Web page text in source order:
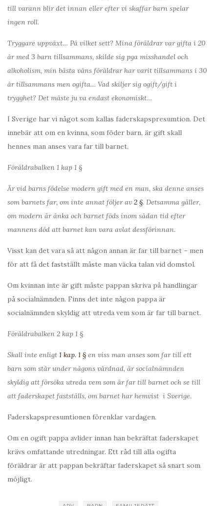
till varann blir det innan eller efter vi skaffar barn spelar
ingen roll.
Tryggare uppväxt… På vilket sett? Mina föräldrar var gifta i 20
år med 3 barn tillsammans, skilde sig pga misshandel och
alkoholism, min bästa väns föräldrar har varit tillsammans i 30
år tillsammans men ogifta… Vad skiljer sig ogift/gift i
trygghet? Det måste ju va endast ekonomiskt…
I Sverige har vi något som kallas faderskapspresumtion. Det
innebär att om en kvinna, som föder barn, är gift skall
hennes man anses vara far till barnet.
Föräldrabalken 1 kap 1 §
Är vid barns födelse modern gift med en man, ska denne anses
som barnets far, om inte annat följer av 2 §. Detsamma gäller,
om modern är änka och barnet föds inom sådan tid efter
mannens död att barnet kan vara avlat dessförinnan.
Visst kan det vara så att någon annan är far till barnet – men
för att få det fastställt måste man väcka talan vid domstol.
Om kvinnan inte är gift måste pappan skriva på handlingar
på socialnämnden. Finns det inte någon pappa är
socialnämnden skyldig att utreda vem som är far till barnet.
Föräldrabalken 2 kap 1 §
Skall inte enligt 1 kap. 1 § en viss man anses som far till ett
barn som står under någons vårdnad, är socialnämnden
skyldig att försöka utreda vem som är far till barnet och se till
att faderskapet fastställs, om barnet har hemvist i Sverige.
Faderskapspresumtionen förenklar vardagen.
Om en ogift pappa avlider innan han bekräftat faderskapet
krävs omfattande utredningar. Ett råd till alla ogifta
föräldrar är att pappan bekräftar faderskapet så snart som
möjligt.